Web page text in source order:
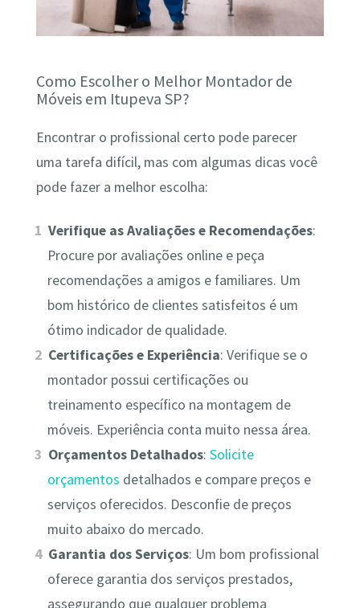
Como Escolher o Melhor Montador de
Móveis em Itupeva SP?
Encontrar o profissional certo pode parecer
uma tarefa difícil, mas com algumas dicas você
pode fazer a melhor escolha:
Verifique as Avaliações e Recomendações:
Procure por avaliações online e peça
recomendações a amigos e familiares. Um
bom histórico de clientes satisfeitos é um
ótimo indicador de qualidade.
Certificações e Experiência: Verifique se o
montador possui certificações ou
treinamento específico na montagem de
móveis. Experiência conta muito nessa área.
Orçamentos Detalhados:Solicite
orçamentos detalhados e compare preços e
serviços oferecidos. Desconfie de preços
muito abaixo do mercado.
Garantia dos Serviços: Um bom profissional
oferece garantia dos serviços prestados,
assegurando que qualquer problema